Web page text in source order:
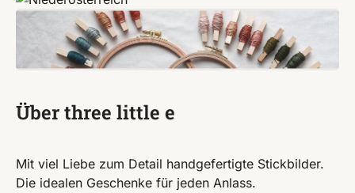
Über three little e
Mit viel Liebe zum Detail handgefertigte Stickbilder.
Die idealen Geschenke für jeden Anlass.